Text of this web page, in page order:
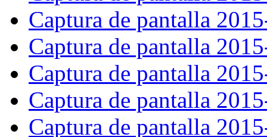
Captura de pantalla
Captura de pantalla
Captura de pantalla
Captura de pantalla
Captura de pantalla